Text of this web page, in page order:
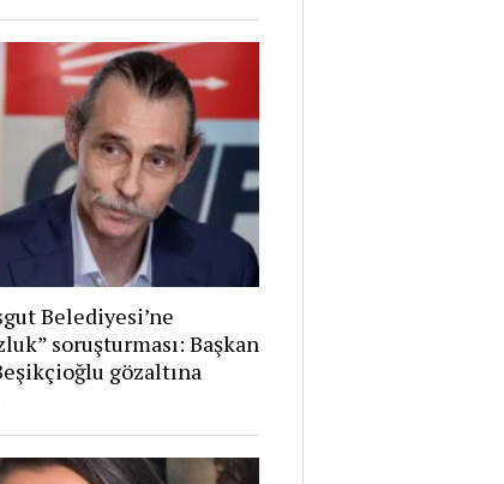
Belediyesi’ne
soruşturması: Başkan
gözaltına